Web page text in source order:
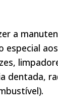
a
especial
dentada,